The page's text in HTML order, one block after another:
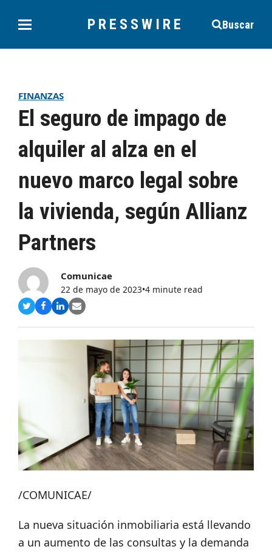
PRESSWIRE Buscar
FINANZAS
El seguro de impago de
alquiler al alza en el
nuevo marco legal sobre
la vivienda, según Allianz
Partners
Comunicae
22 de mayo de 2023•4 minute read
Compartir
Twitter
Compartir
Facebook
Compartir
LinkedIn
Share
Email
/COMUNICAE/
La nueva situación inmobiliaria está llevando
a un aumento de las consultas y la demanda